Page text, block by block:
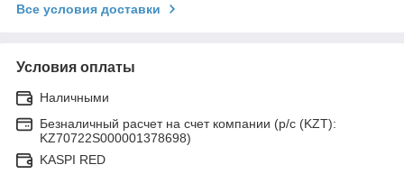
Все условия доставки
Условия оплаты
Наличными
Безналичный расчет на счет компании (р/с (KZT):
KZ70722S000001378698)
KASPI RED